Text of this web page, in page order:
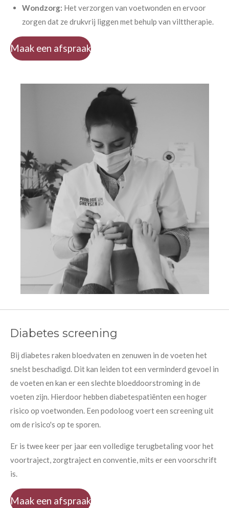
Wondzorg: Het verzorgen van voetwonden en ervoor
zorgen dat ze drukvrij liggen met behulp van vilttherapie.
Maak een afspraak
Diabetes screening
Bij diabetes raken bloedvaten en zenuwen in de voeten het
snelst beschadigd. Dit kan leiden tot een verminderd gevoel in
de voeten en kan er een slechte bloeddoorstroming in de
voeten zijn. Hierdoor hebben diabetespatiënten een hoger
risico op voetwonden. Een podoloog voert een screening uit
om de risico's op te sporen.
Er is twee keer per jaar een volledige terugbetaling voor het
voortraject, zorgtraject en conventie, mits er een voorschrift
is.
Maak een afspraak